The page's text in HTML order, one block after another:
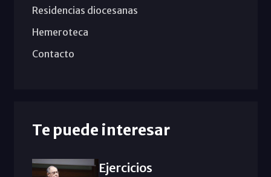
Residencias diocesanas
Hemeroteca
Contacto
Te puede interesar
Ejercicios